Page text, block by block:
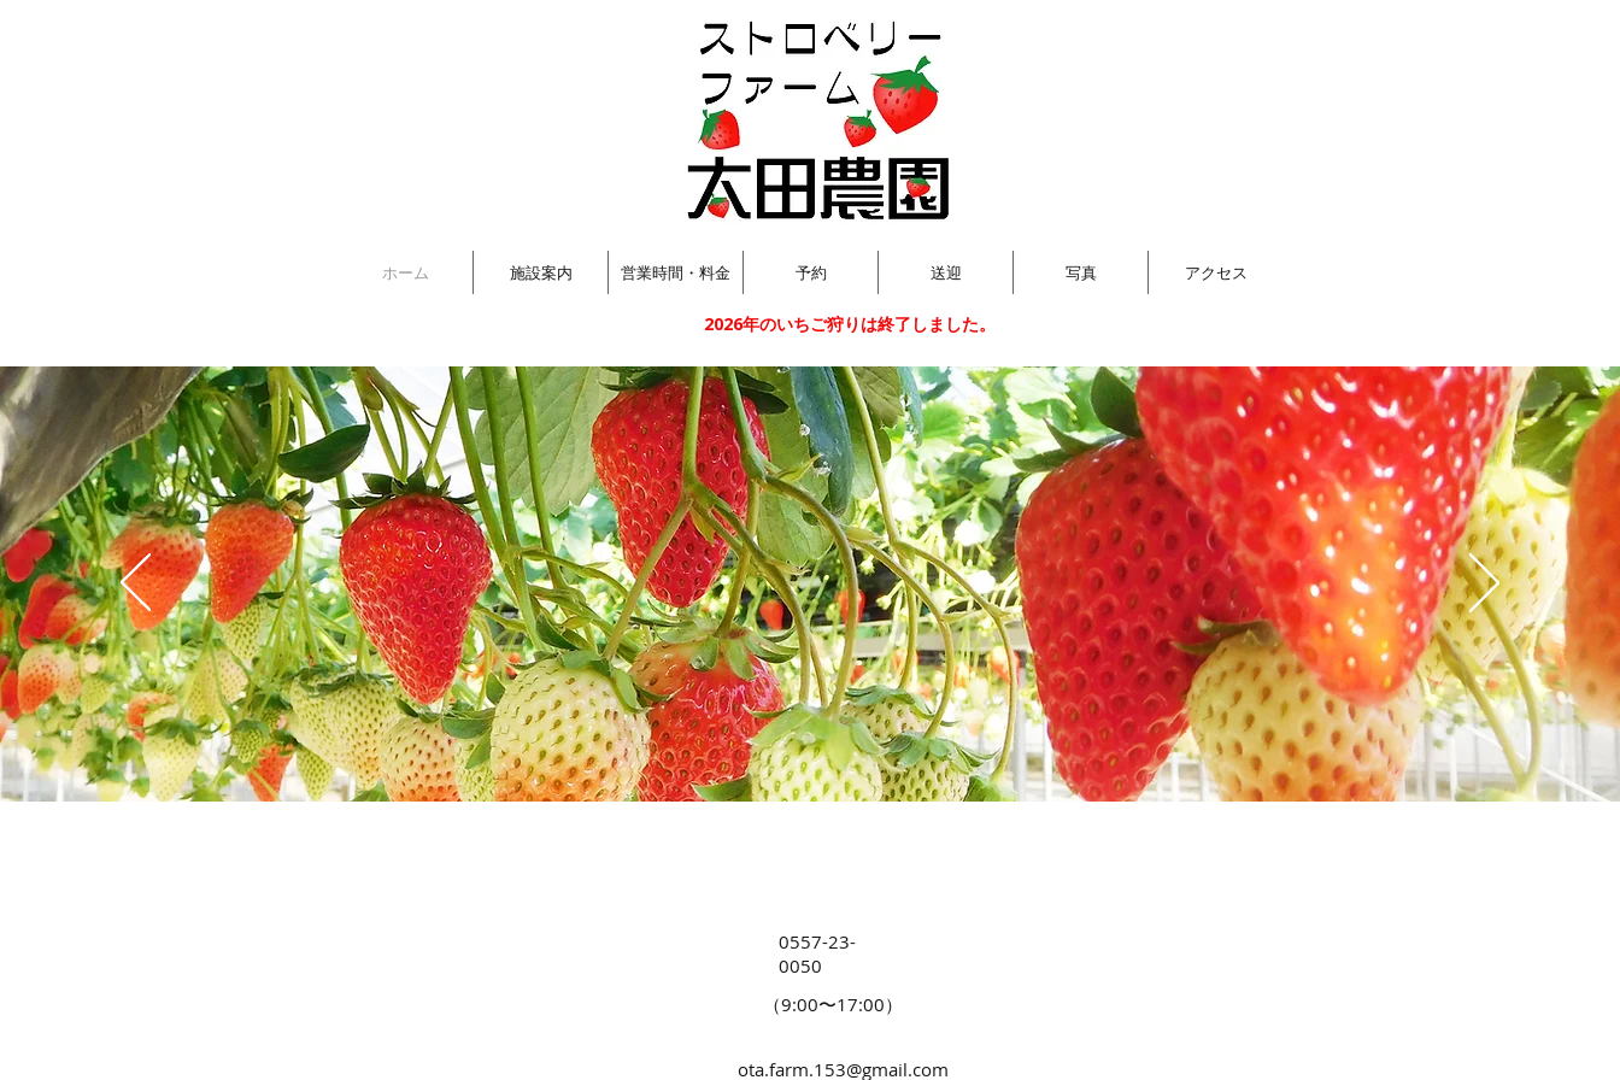
ホーム 施設案内 営業時間・料金 予約 送迎 写真 アクセス
2026年のいちご狩りは終了しました。
0557-23-
0050
（9:00〜17:00）
ota.farm.153@gmail.com